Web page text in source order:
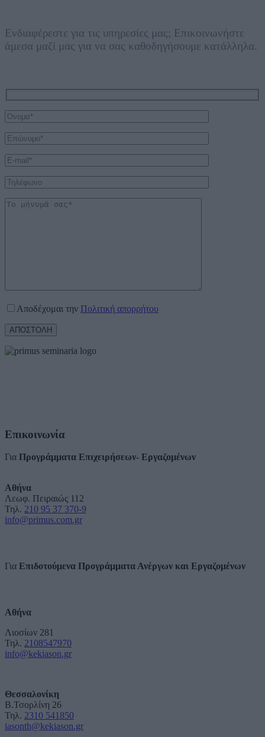
Ενδιαφέρεστε για τις υπηρεσίες μας; Επικοινωνήστε
άμεσα μαζί μας για να σας καθοδηγήσουμε κατάλληλα.
Αποδέχομαι την Πολιτική απορρήτου
Επικοινωνία
Για Προγράμματα Επιχειρήσεων- Εργαζομένων
Αθήνα
Λεωφ. Πειραιώς 112
Τηλ. 210 95 37 370-9
info@primus.com.gr
Για Επιδοτούμενα Προγράμματα Ανέργων και Εργαζομένων
Αθήνα
Λιοσίων 281
Τηλ. 2108547970
info@kekiason.gr
Θεσσαλονίκη
Β.Τσορλίνη 26
Τηλ. 2310 541850
iasonth@kekiason.gr